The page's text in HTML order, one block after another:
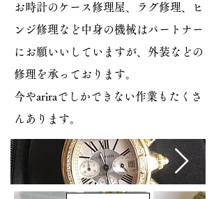
お時計のケース修理屋、ラグ修理、ヒ
ンジ修理など中身の機械はパートナー
にお願いいしていますが、外装などの
修理を承っております。
今やariraでしかできない作業もたくさ
んあります。